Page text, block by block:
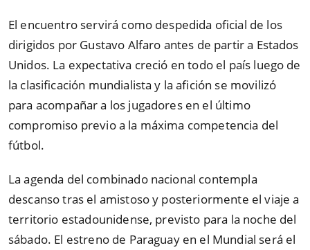
El encuentro servirá como despedida oficial de los
dirigidos por Gustavo Alfaro antes de partir a Estados
Unidos. La expectativa creció en todo el país luego de
la clasificación mundialista y la afición se movilizó
para acompañar a los jugadores en el último
compromiso previo a la máxima competencia del
fútbol.
La agenda del combinado nacional contempla
descanso tras el amistoso y posteriormente el viaje a
territorio estadounidense, previsto para la noche del
sábado. El estreno de Paraguay en el Mundial será el